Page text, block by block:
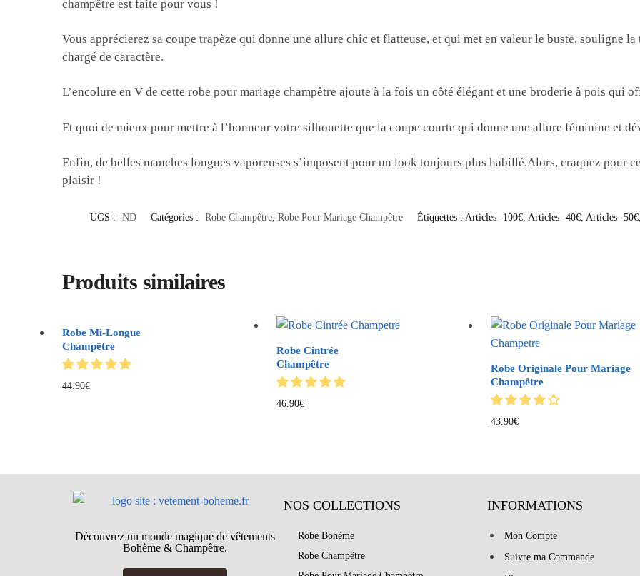
champêtre est faite pour vous !
Vous apprécierez sa coupe trapèze qui donne une allure chic et flatteuse, et qui met en valeur le buste, souligne
chargé de caractère.
L’encolure en V de cette robe pour mariage champêtre ajoute à la fois un côté élégant et une broderie à pois qui
Et quoi de mieux pour mettre à l’honneur votre silhouette que la coupe courte qui donne une allure féminine et
Enfin, de belles manches longues vaporeuses s’imposent pour un look toujours plus habillé.Alors, craquez pour
plaisir !
UGS : ND Catégories : Robe Champêtre Robe Pour Mariage Champêtre Étiquettes : Articles -100€ Articles -40€ Articles -50€
Produits similaires
Robe Mi-Longue
Champêtre
44.90€
Robe Cintrée
Champêtre
46.90€
Robe Originale Pour Mariage
Champêtre
43.90€
Découvrez un monde magique de vêtements
Bohème & Champêtre.
NOS COLLECTIONS
Robe Bohème
Robe Champêtre
INFORMATIONS
Mon Compte
Suivre ma Commande